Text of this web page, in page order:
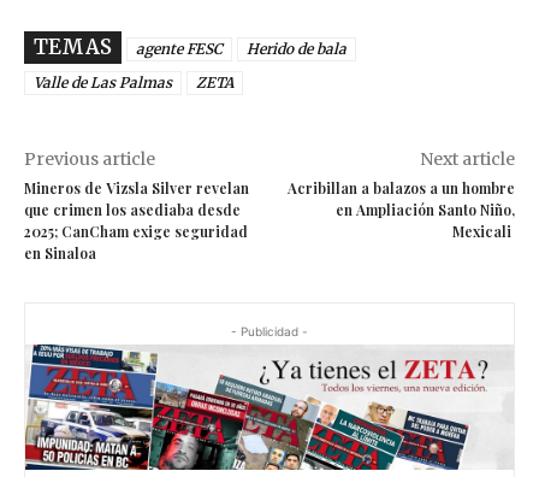
TEMAS agente FESC
Herido de bala
Valle de Las Palmas
ZETA
Previous article
Mineros de Vizsla Silver revelan
que crimen los asediaba desde
2025; CanCham exige seguridad
en Sinaloa
Next article
Acribillan a balazos a un hombre
en Ampliación Santo Niño,
Mexicali
- Publicidad -